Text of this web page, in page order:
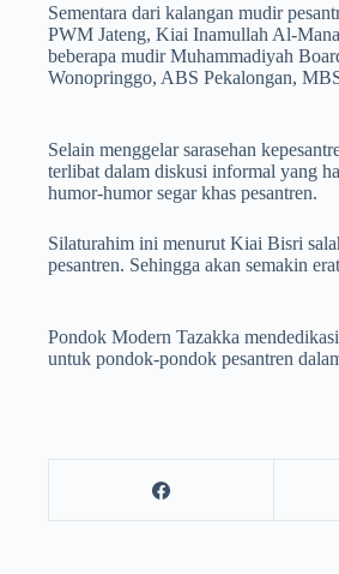
Sementara dari kalangan mudir
PWM Jateng, Kiai Inamullah Al-
beberapa mudir Muhammadiyah
Wonopringgo, ABS Pekalongan,
Selain menggelar sarasehan
terlibat dalam diskusi informal yang
humor-humor segar khas pesantren.
Silaturahim ini menurut Kiai Bisri
pesantren. Sehingga akan semakin
Pondok Modern Tazakka
untuk pondok-pondok pesantren